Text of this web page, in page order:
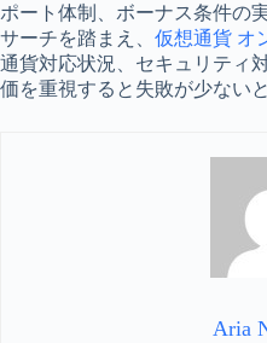
ポート体制、ボーナス条件の
サーチを踏まえ、 仮想通貨 オ
通貨対応状況、セキュリティ
価を重視すると失敗が少ない
Aria